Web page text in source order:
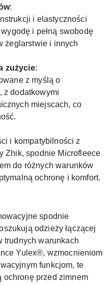
:
i elastyczności
i pełną swobodę
żeglarstwie i innych
zużycie:
z myślą o
z dodatkowymi
miejscach, co
i kompatybilności z
Zhik, spodnie Microfleece
do różnych warunków
ochronę i komfort.
spodnie
odzieży łączącej
trudnych warunkach
Yulex®, wzmocnieniom
funkcjom, te
ochronę przed zimnem